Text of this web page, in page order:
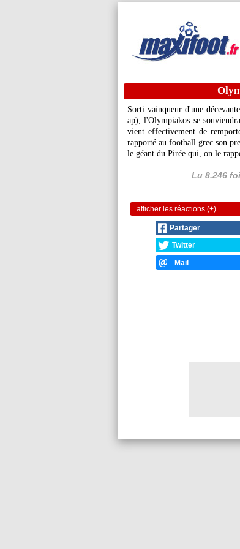
Sorti vainqueur d'une
ap), l'Olympiakos se
vient effectivement de
rapporté au football grec son
le géant du Pirée qui, on le
Lu 8.246
afficher les réactions (+)
Partager
Twitter
Mail